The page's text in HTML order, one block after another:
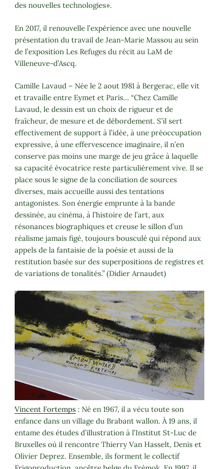
des nouvelles technologies».
En 2017, il renouvelle l’expérience avec une nouvelle
présentation du travail de Jean-Marie Massou au sein
de l’exposition Les Refuges du récit au LaM de
Villeneuve-d’Ascq.
Camille Lavaud – Née le 2 aout 1981 à Bergerac, elle vit
et travaille entre Eymet et Paris… “Chez Camille
Lavaud, le dessin est un choix de rigueur et de
fraîcheur, de mesure et de débordement. S’il sert
effectivement de support à l’idée, à une préoccupation
expressive, à une effervescence imaginaire, il n’en
conserve pas moins une marge de jeu grâce à laquelle
sa capacité évocatrice reste particulièrement vive. Il se
place sous le signe de la conciliation de sources
diverses, mais accueille aussi des tentations
antagonistes. Son énergie emprunte à la bande
dessinée, au cinéma, à l’histoire de l’art, aux
résonances biographiques et creuse le sillon d’un
réalisme jamais figé, toujours bousculé qui répond aux
appels de la fantaisie de la poésie et aussi de la
restitution basée sur des superpositions de registres et
de variations de tonalités.” (Didier Arnaudet)
Vincent Fortemps : Né en 1967, il a vécu toute son
enfance dans un village du Brabant wallon. À 19 ans, il
entame des études d’illustration à l’Institut St-Luc de
Bruxelles où il rencontre Thierry Van Hasselt, Denis et
Olivier Deprez. Ensemble, ils forment le collectif